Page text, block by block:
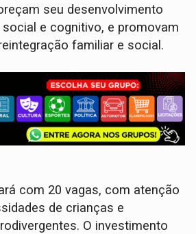
seu desenvolvimento
e cognitivo, e promovam
familiar e social.
com 20 vagas, com atenção
de crianças e
O investimento